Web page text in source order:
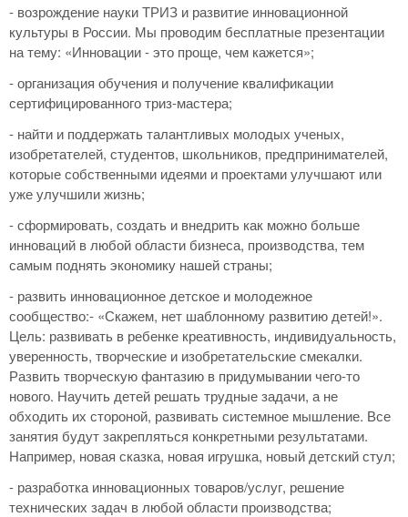
- возрождение науки ТРИЗ и развитие инновационной
культуры в России. Мы проводим бесплатные презентации
на тему: «Инновации - это проще, чем кажется»;
- организация обучения и получение квалификации
сертифицированного триз-мастера;
- найти и поддержать талантливых молодых ученых,
изобретателей, студентов, школьников, предпринимателей,
которые собственными идеями и проектами улучшают или
уже улучшили жизнь;
- сформировать, создать и внедрить как можно больше
инноваций в любой области бизнеса, производства, тем
самым поднять экономику нашей страны;
- развить инновационное детское и молодежное
сообщество:- «Скажем, нет шаблонному развитию детей!».
Цель: развивать в ребенке креативность, индивидуальность,
уверенность, творческие и изобретательские смекалки.
Развить творческую фантазию в придумывании чего-то
нового. Научить детей решать трудные задачи, а не
обходить их стороной, развивать системное мышление. Все
занятия будут закрепляться конкретными результатами.
Например, новая сказка, новая игрушка, новый детский стул;
- разработка инновационных товаров/услуг, решение
технических задач в любой области производства;